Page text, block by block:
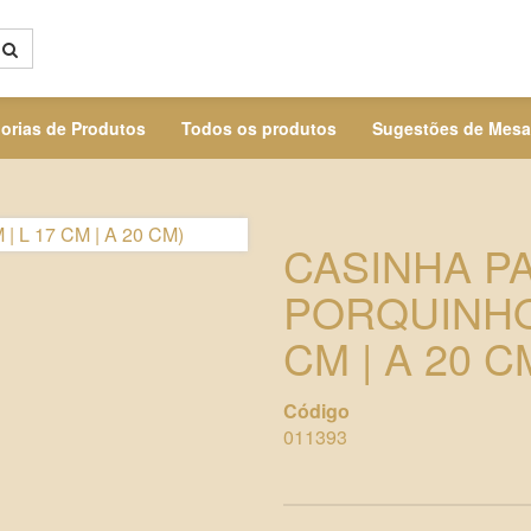
de Produtos Todos os produtos Sugestões de
CASINHA
CM | A 20
Código
011393